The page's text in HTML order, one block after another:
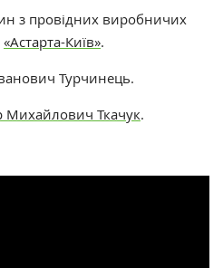
з провідних виробничих
«Астарта-Київ».
Турчинець.
Михайлович Ткачук.